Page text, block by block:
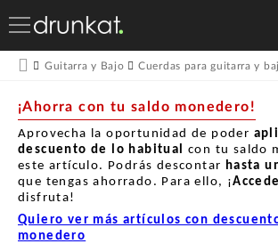
Guitarra y Bajo Cuerdas para guitarra y
¡Ahorra con tu saldo monedero!
Aprovecha la oportunidad de poder
descuento de lo habitual con tu saldo
este artículo. Podrás descontar hasta
que tengas ahorrado. Para ello, ¡
disfruta!
Quiero ver más artículos con
monedero